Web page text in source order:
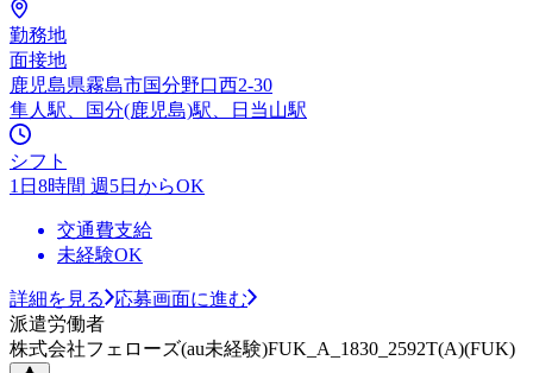
勤務地
面接地
鹿児島県霧島市国分野口西2-30
隼人駅、国分(鹿児島)駅、日当山駅
シフト
1日8時間 週5日からOK
交通費支給
未経験OK
詳細を見る
応募画面に進む
派遣労働者
株式会社フェローズ(au未経験)FUK_A_1830_2592T(A)(FUK)